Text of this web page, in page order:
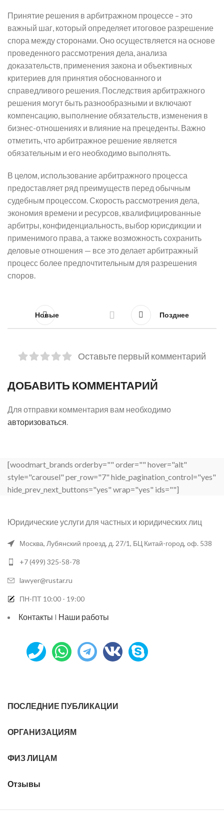
Принятие решения в арбитражном процессе – это
важный шаг, который определяет итоговое разрешение
спора между сторонами. Оно осуществляется на основе
проведенного рассмотрения дела, анализа
доказательств, применения закона и объективных
критериев для принятия обоснованного и
справедливого решения. Последствия арбитражного
решения могут быть разнообразными и включают
компенсацию, выполнение обязательств, изменения в
бизнес-отношениях и влияние на прецеденты. Важно
отметить, что арбитражное решение является
обязательным и его необходимо выполнять.
В целом, использование арбитражного процесса
предоставляет ряд преимуществ перед обычным
судебным процессом. Скорость рассмотрения дела,
экономия времени и ресурсов, квалифицированные
арбитры, конфиденциальность, выбор юрисдикции и
применимого права, а также возможность сохранить
деловые отношения — все это делает арбитражный
процесс более предпочтительным для разрешения
споров.
Новые Позднее
Оставьте первый комментарий
ДОБАВИТЬ КОММЕНТАРИЙ
Для отправки комментария вам необходимо
авторизоваться.
[woodmart_brands orderby="" order="" hover="alt"
style="carousel" per_row="7" hide_pagination_control="yes"
hide_prev_next_buttons="yes" wrap="yes" ids=""]
Юридические услуги для частных и юридических лиц
Москва, Лубянский проезд, д. 27/1, БЦ Китай-город, оф. 538
+7 (499) 325-58-78
lawyer@rustar.ru
ПН-ПТ 10:00 - 19:00
Контакты I Наши работы
ПОСЛЕДНИЕ ПУБЛИКАЦИИ
ОРГАНИЗАЦИЯМ
ФИЗ ЛИЦАМ
Отзывы